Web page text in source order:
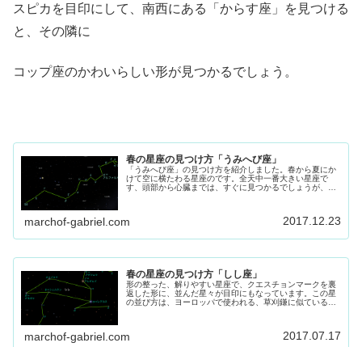
スピカを目印にして、南西にある「からす座」を見つける
と、その隣に
コップ座のかわいらしい形が見つかるでしょう。
春の星座の見つけ方「うみへび座」
「うみへび座」の見つけ方を紹介しました。春から夏にか
けて空に横たわる星座のです。全天中一番大きい星座で
す、頭部から心臓までは、すぐに見つかるでしょうが、全
marchof-gabriel.com 2017.12.23
春の星座の見つけ方「しし座」
形の整った、解りやすい星座で、クエスチョンマークを裏
返した形に、並んだ星々が目印にもなっています。この星
の並び方は、ヨーロッパで使われる、草刈鎌に似ているこ
marchof-gabriel.com 2017.07.17